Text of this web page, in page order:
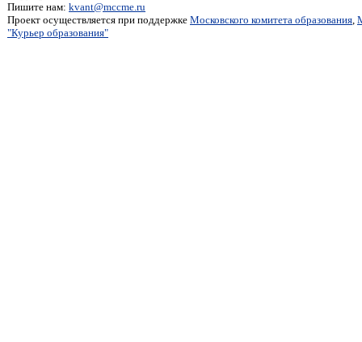
Пишите нам: kvant@mccme.ru
Проект осуществляется при поддержке Московского комитета образования,
"Курьер образования"